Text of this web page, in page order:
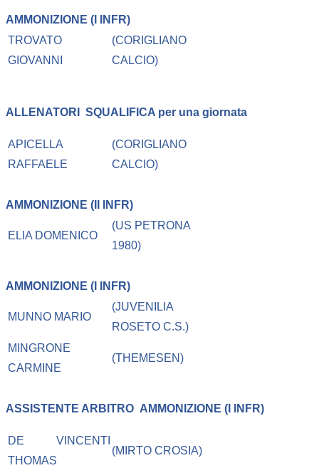
AMMONIZIONE (I INFR)
TROVATO
GIOVANNI
(CORIGLIANO
CALCIO)
ALLENATORI SQUALIFICA per una giornata
APICELLA
RAFFAELE
(CORIGLIANO
CALCIO)
AMMONIZIONE (II INFR)
ELIA DOMENICO
(US PETRONA
1980)
AMMONIZIONE (I INFR)
MUNNO MARIO
(JUVENILIA
ROSETO C.S.)
MINGRONE
CARMINE
(THEMESEN)
ASSISTENTE ARBITRO AMMONIZIONE (I INFR)
DE VINCENTI
THOMAS
(MIRTO CROSIA)